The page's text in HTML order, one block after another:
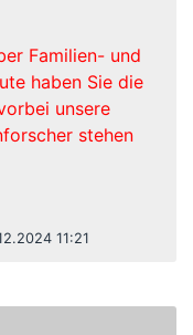
Familien- und
haben Sie die
unsere
stehen
11:21